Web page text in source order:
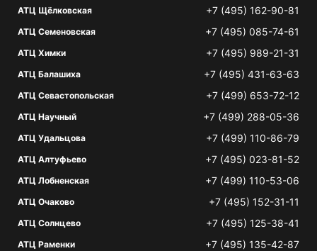
АТЦ Щёлковская +7 (495) 162-90-81
АТЦ Семеновская +7 (495) 085-74-61
АТЦ Химки +7 (495) 989-21-31
АТЦ Балашиха +7 (495) 431-63-63
АТЦ Севастопольская +7 (499) 653-72-12
АТЦ Научный +7 (499) 288-05-36
АТЦ Удальцова +7 (499) 110-86-79
АТЦ Алтуфьево +7 (495) 023-81-52
АТЦ Лобненская +7 (499) 110-53-06
АТЦ Очаково +7 (495) 152-31-11
АТЦ Солнцево +7 (495) 125-38-41
АТЦ Раменки +7 (495) 135-42-87